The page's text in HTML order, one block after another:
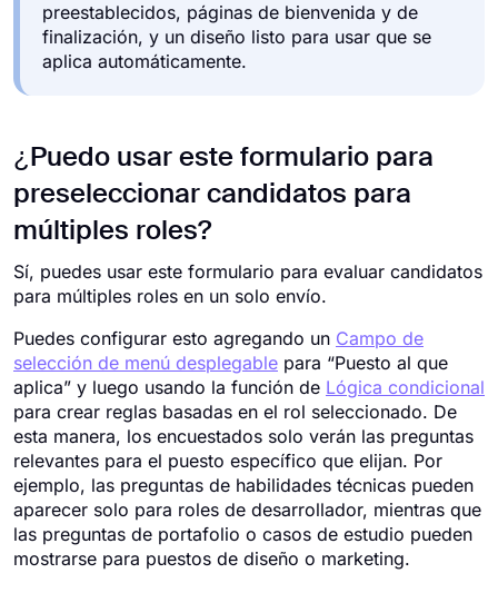
preestablecidos, páginas de bienvenida y de
finalización, y un diseño listo para usar que se
aplica automáticamente.
¿Puedo usar este formulario para
preseleccionar candidatos para
múltiples roles?
Sí, puedes usar este formulario para evaluar candidatos
para múltiples roles en un solo envío.
Puedes configurar esto agregando un Campo de
selección de menú desplegable para “Puesto al que
aplica” y luego usando la función de Lógica condicional
para crear reglas basadas en el rol seleccionado. De
esta manera, los encuestados solo verán las preguntas
relevantes para el puesto específico que elijan. Por
ejemplo, las preguntas de habilidades técnicas pueden
aparecer solo para roles de desarrollador, mientras que
las preguntas de portafolio o casos de estudio pueden
mostrarse para puestos de diseño o marketing.